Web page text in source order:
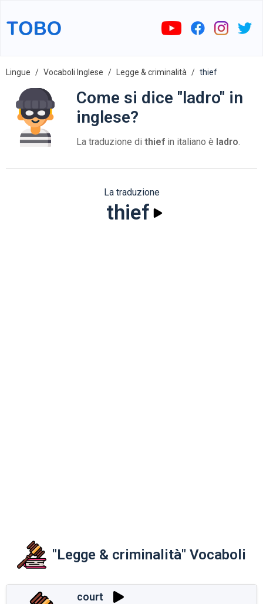
Lingue Vocaboli Inglese Legge & criminalità thief
Come si dice "ladro" in
inglese?
La traduzione di thief in italiano è ladro.
La traduzione
thief
"Legge & criminalità" Vocaboli
court